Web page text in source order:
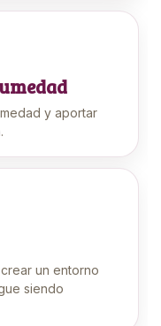
y aportar
un entorno
siendo